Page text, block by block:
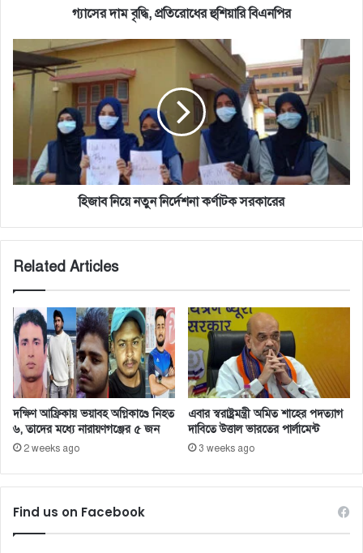
গ্যাসের দাম বৃদ্ধি, প্রতিরোধের হুশিয়ারি বিএনপির
নিয়ে
নতুন
হিজাব নিয়ে নতুন নির্দেশনা কর্ণাটক সরকারের
Related Articles
দক্ষিণ আফ্রিকায় ভয়াবহ অগ্নিকাণ্ডে নিহত
৬, তাদের মধ্যে নারায়ণগঞ্জের ৫ জন
2 weeks ago
এবার স্বরাষ্ট্রমন্ত্রী অমিত শাহের পদত্যাগ
দাবিতে উত্তাল ভারতের পার্লামেন্ট
3 weeks ago
Find us on Facebook